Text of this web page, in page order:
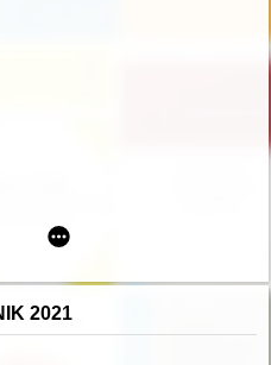
w dziele "Chronica Polonorum"
2021